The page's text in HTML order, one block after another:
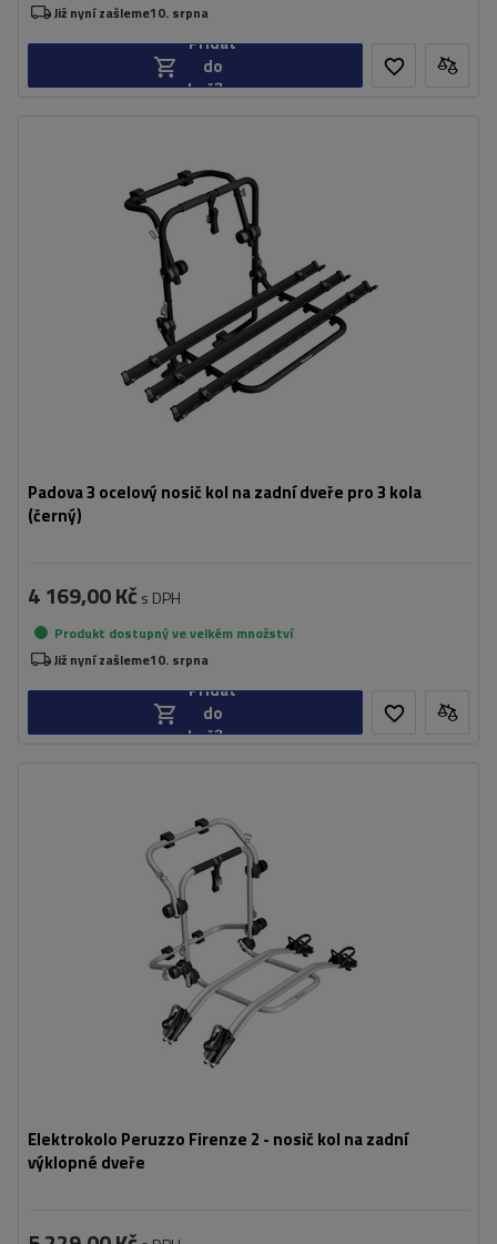
Již nyní zašleme10. srpna
Přidat
do
košíku
Padova 3 ocelový nosič kol na zadní dveře pro 3 kola
(černý)
Nosnost nosiče jízdních kol:
45 kg
univerzální montážní systém
kompatibilní se všemi typy karoserií
4 169,00 Kč s DPH
Produkt dostupný ve velkém množství
Již nyní zašleme10. srpna
Přidat
do
košíku
Elektrokolo Peruzzo Firenze 2 - nosič kol na zadní
výklopné dveře
Maximální hmotnost jízdního kola:
Nosnost nosiče jízdních kol:
45 kg
kompatibilní s elektrokoly
hliníková konstrukce